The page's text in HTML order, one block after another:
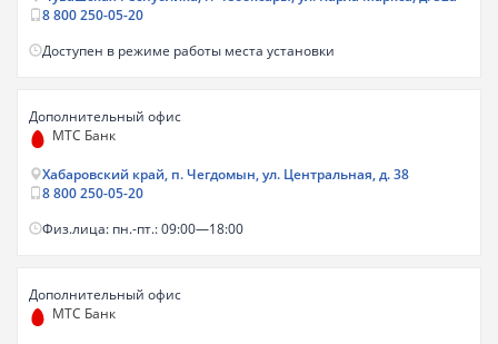
8 800 250-05-20
Доступен в режиме работы места установки
Дополнительный офис
МТС Банк
Хабаровский край, п. Чегдомын, ул. Центральная, д. 38
8 800 250-05-20
Физ.лица: пн.-пт.: 09:00—18:00
Дополнительный офис
МТС Банк